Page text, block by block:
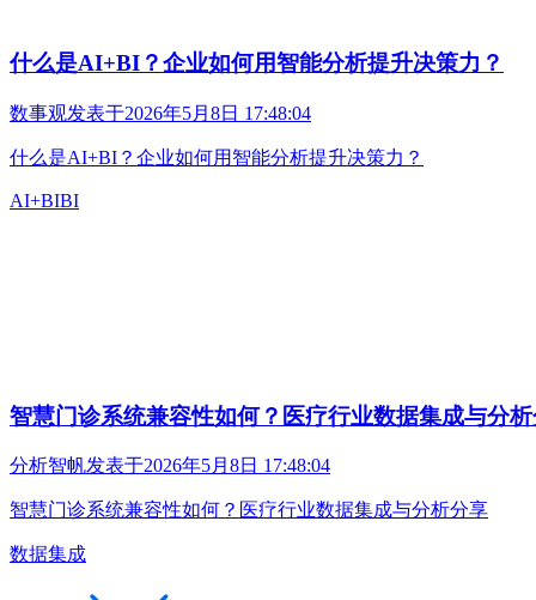
什么是AI+BI？企业如何用智能分析提升决策力？
数事观发表于2026年5月8日 17:48:04
什么是AI+BI？企业如何用智能分析提升决策力？
AI+BIBI
智慧门诊系统兼容性如何？医疗行业数据集成与分
分析智帆发表于2026年5月8日 17:48:04
智慧门诊系统兼容性如何？医疗行业数据集成与分析分享
数据集成